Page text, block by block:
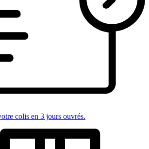
colis en 3 jours ouvrés.